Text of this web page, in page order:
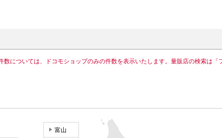
数については、ドコモショップのみの件数を表示いたします。量販店の検索は「
富山